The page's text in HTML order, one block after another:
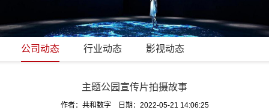
公司动态 行业动态 影视动态
主题公园宣传片拍摄故事
作者：共和数字 日期：2022-05-21 14:06:25